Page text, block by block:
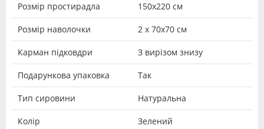
Розмір простирадла 150х220 см
Розмір наволочки 2 х 70х70 см
Карман підковдри З вирізом знизу
Подарункова упаковка Так
Тип сировини Натуральна
Колір Зелений